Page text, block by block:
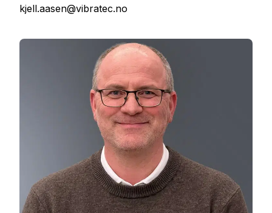
kjell.aasen@vibratec.no